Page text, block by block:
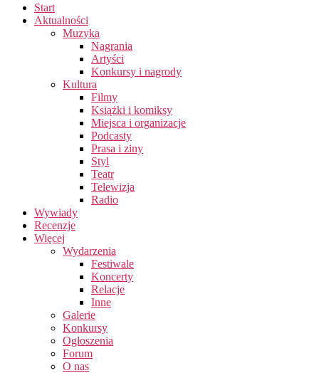
Start
Aktualności
Muzyka
Nagrania
Artyści
Konkursy i nagrody
Kultura
Filmy
Książki i komiksy
Miejsca i organizacje
Podcasty
Prasa i ziny
Styl
Teatr
Telewizja
Radio
Wywiady
Recenzje
Więcej
Wydarzenia
Festiwale
Koncerty
Relacje
Inne
Galerie
Konkursy
Ogłoszenia
Forum
O nas